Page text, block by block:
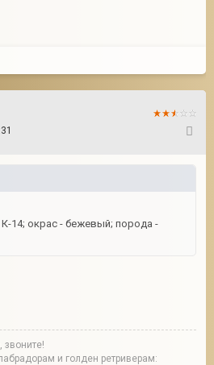
К-14; окрас - бежевый; порода -
звоните!
и голден ретриверам: